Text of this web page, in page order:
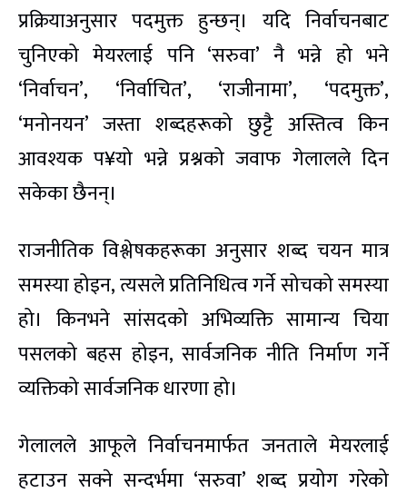
प्रक्रियाअनुसार पदमुक्त हुन्छन्। यदि निर्वाचनबाट
चुनिएको मेयरलाई पनि ‘सरुवा’ नै भन्ने हो भने
‘निर्वाचन’, ‘निर्वाचित’, ‘राजीनामा’, ‘पदमुक्त’,
‘मनोनयन’ जस्ता शब्दहरूको छुट्टै अस्तित्व किन
आवश्यक प¥यो भन्ने प्रश्नको जवाफ गेलालले दिन
सकेका छैनन्।
राजनीतिक विश्लेषकहरूका अनुसार शब्द चयन मात्र
समस्या होइन, त्यसले प्रतिनिधित्व गर्ने सोचको समस्या
हो। किनभने सांसदको अभिव्यक्ति सामान्य चिया
पसलको बहस होइन, सार्वजनिक नीति निर्माण गर्ने
व्यक्तिको सार्वजनिक धारणा हो।
गेलालले आफूले निर्वाचनमार्फत जनताले मेयरलाई
हटाउन सक्ने सन्दर्भमा ‘सरुवा’ शब्द प्रयोग गरेको